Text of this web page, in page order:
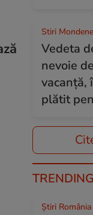
Stiri Mondene
Vedeta
nevoie
vacanță,
plătit
TRENDING
Știri România